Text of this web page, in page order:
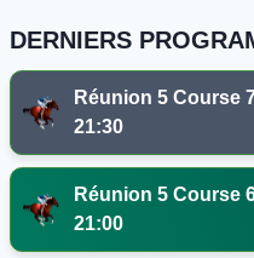
DERNIERS
Réunion 5 Course
21:30
Réunion 5 Course
21:00